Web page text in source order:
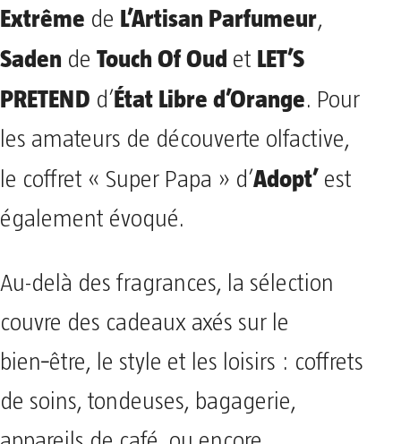
Extrême de L’Artisan Parfumeur,
Saden de Touch Of Oud et LET’S
PRETEND d’État Libre d’Orange. Pour
les amateurs de découverte olfactive,
le coffret « Super Papa » d’Adopt’ est
également évoqué.
Au-delà des fragrances, la sélection
couvre des cadeaux axés sur le
bien‑être, le style et les loisirs : coffrets
de soins, tondeuses, bagagerie,